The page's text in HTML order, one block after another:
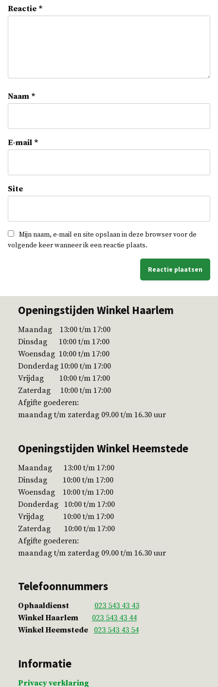
Reactie *
Naam *
E-mail *
Site
Mijn naam, e-mail en site opslaan in deze browser voor de
volgende keer wanneer ik een reactie plaats.
Openingstijden Winkel Haarlem
Maandag 13:00 t/m 17:00
Dinsdag 10:00 t/m 17:00
Woensdag 10:00 t/m 17:00
Donderdag 10:00 t/m 17:00
Vrijdag 10:00 t/m 17:00
Zaterdag 10:00 t/m 17:00
Afgifte goederen:
maandag t/m zaterdag 09.00 t/m 16.30 uur
Openingstijden Winkel Heemstede
Maandag 13:00 t/m 17:00
Dinsdag 10:00 t/m 17:00
Woensdag 10:00 t/m 17:00
Donderdag 10:00 t/m 17:00
Vrijdag 10:00 t/m 17:00
Zaterdag 10:00 t/m 17:00
Afgifte goederen:
maandag t/m zaterdag 09.00 t/m 16.30 uur
Telefoonnummers
Ophaaldienst
023 543 43 43
Winkel Haarlem
023 543 43 44
Winkel Heemstede
023 543 43 54
Informatie
Privacy verklaring